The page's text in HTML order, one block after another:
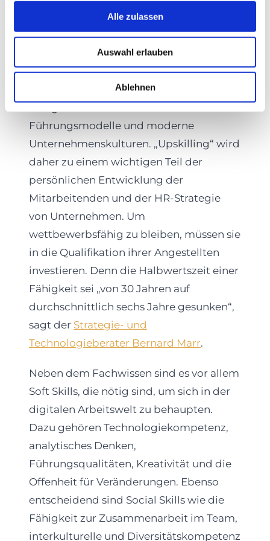
Alle zulassen
Auswahl erlauben
Ablehnen
Projektmanagement, Cloud-Computing,
Automatisierung: Die digitale
Transformation der Arbeitswelt erfordert
von den Beschäftigten viele neue
Führungsmodelle und moderne
Unternehmenskulturen. „Upskilling“ wird
daher zu einem wichtigen Teil der
persönlichen Entwicklung der
Mitarbeitenden und der HR-Strategie
von Unternehmen. Um
wettbewerbsfähig zu bleiben, müssen sie
in die Qualifikation ihrer Angestellten
investieren. Denn die Halbwertszeit einer
Fähigkeit sei „von 30 Jahren auf
durchschnittlich sechs Jahre gesunken“,
sagt der Strategie- und
Technologieberater Bernard Marr.
Neben dem Fachwissen sind es vor allem
Soft Skills, die nötig sind, um sich in der
digitalen Arbeitswelt zu behaupten.
Dazu gehören Technologiekompetenz,
analytisches Denken,
Führungsqualitäten, Kreativität und die
Offenheit für Veränderungen. Ebenso
entscheidend sind Social Skills wie die
Fähigkeit zur Zusammenarbeit im Team,
interkulturelle und Diversitätskompetenz